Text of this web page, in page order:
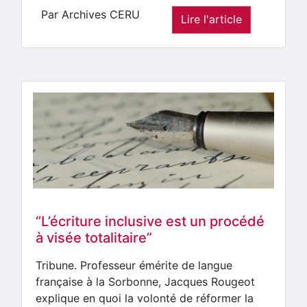
Par Archives CERU Lire l'article
“L’écriture inclusive est un procédé
à visée totalitaire”
Tribune. Professeur émérite de langue
française à la Sorbonne, Jacques Rougeot
explique en quoi la volonté de réformer la